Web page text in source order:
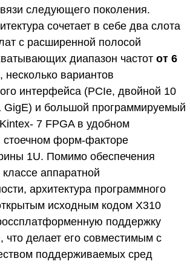
следующего поколения.
сочетает в себе два слота
с расширенной полосой
диапазон частот от 6
, несколько вариантов
интерфейса (PCIe, двойной 10
GigE) и большой программируемый
7 FPGA в удобном
стоечном форм-факторе
1U. Помимо обеспечения
аппаратной
архитектура программного
исходным кодом X310
поддержку
что делает его совместимым с
поддерживаемых сред